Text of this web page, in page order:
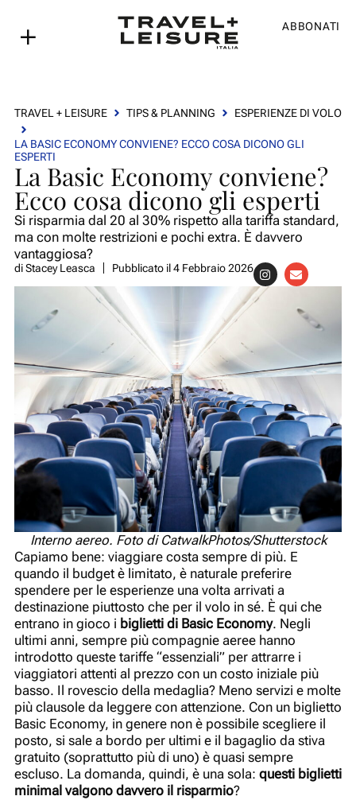
ABBONATI
TRAVEL + LEISURE TIPS & PLANNING ESPERIENZE DI VOLO
LA BASIC ECONOMY CONVIENE? ECCO COSA DICONO GLI
ESPERTI
La Basic Economy conviene?
Ecco cosa dicono gli esperti
Si risparmia dal 20 al 30% rispetto alla tariffa standard,
ma con molte restrizioni e pochi extra. È davvero
vantaggiosa?
diStacey Leasca Pubblicato il4 Febbraio 2026
Interno aereo. Foto di CatwalkPhotos/Shutterstock
Capiamo bene: viaggiare costa sempre di più. E
quando il budget è limitato, è naturale preferire
spendere per le esperienze una volta arrivati a
destinazione piuttosto che per il volo in sé. È qui che
entrano in gioco i biglietti di Basic Economy. Negli
ultimi anni, sempre più compagnie aeree hanno
introdotto queste tariffe “essenziali” per attrarre i
viaggiatori attenti al prezzo con un costo iniziale più
basso. Il rovescio della medaglia? Meno servizi e molte
più clausole da leggere con attenzione. Con un biglietto
Basic Economy, in genere non è possibile scegliere il
posto, si sale a bordo per ultimi e il bagaglio da stiva
gratuito (soprattutto più di uno) è quasi sempre
escluso. La domanda, quindi, è una sola: questi biglietti
minimal valgono davvero il risparmio?